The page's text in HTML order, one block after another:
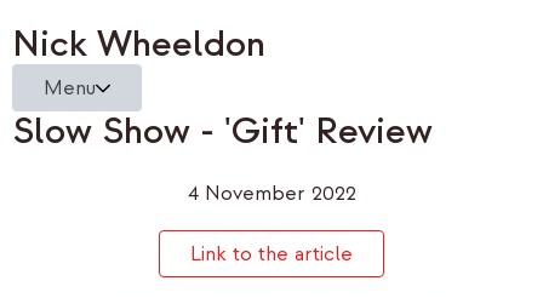
Nick Wheeldon
Menu
Slow Show - 'Gift' Review
4 November 2022
Link to the article